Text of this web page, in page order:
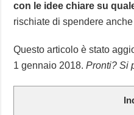
con le idee chiare su
rischiate di spendere
Questo articolo è stato
1 gennaio 2018.Pronti? Si